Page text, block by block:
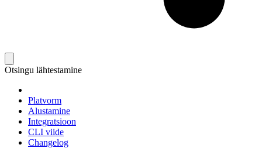
Otsingu lähtestamine
Platvorm
Alustamine
Integratsioon
CLI viide
Changelog